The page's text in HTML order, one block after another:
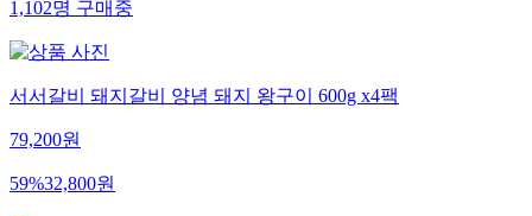
1,102명구매중
서서갈비 돼지갈비 양념 돼지 왕구이 600g x4팩
79,200원
59%32,800원